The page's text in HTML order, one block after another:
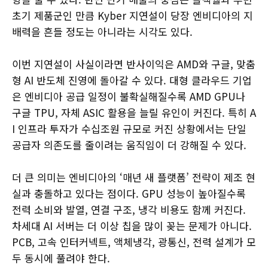
초기 제품군인 만큼 Kyber 지연설이 당장 엔비디아의 지
배력을 흔들 정도는 아니라는 시각도 있다.
이번 지연설이 사실이라면 반사이익은 AMD와 구글, 맞춤
형 AI 반도체 진영에 돌아갈 수 있다. 대형 클라우드 기업
은 엔비디아 공급 일정이 불확실해질수록 AMD GPU나
구글 TPU, 자체 ASIC 활용을 늘릴 유인이 커진다. 특히 A
I 인프라 투자가 수십조원 규모로 커진 상황에서는 단일
공급자 의존도를 줄이려는 움직임이 더 강해질 수 있다.
더 큰 의미는 엔비디아의 ‘매년 새 플랫폼’ 전략이 제조 현
실과 충돌하고 있다는 점이다. GPU 성능이 높아질수록
전력 소비와 발열, 연결 구조, 냉각 비용도 함께 커진다.
차세대 AI 서버는 더 이상 칩을 많이 꽂는 문제가 아니다.
PCB, 고속 인터커넥트, 액체냉각, 광통신, 전력 설계가 모
두 동시에 풀려야 한다.